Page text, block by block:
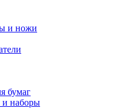
и ножи
бумаг
и наборы